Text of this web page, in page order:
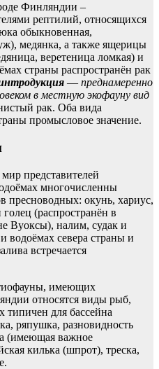
Финляндии –
рептилий, относящихся
обыкновенная,
медянка, а также ящерицы
веретеница ломкая) и
страны распространён рак
— преднамеренно
в местную экофауну вид
рак. Оба вида
промысловое значение.
представителей
многочисленны
пресноводных: окунь, хариус,
(распространён в
Вуоксы), налим, судак и
водоёмах севера страны и
встречается
имеющих
относятся виды рыб,
типичен для бассейна
ряпушка, разновидность
(имеющая важное
килька (шпрот), треска,